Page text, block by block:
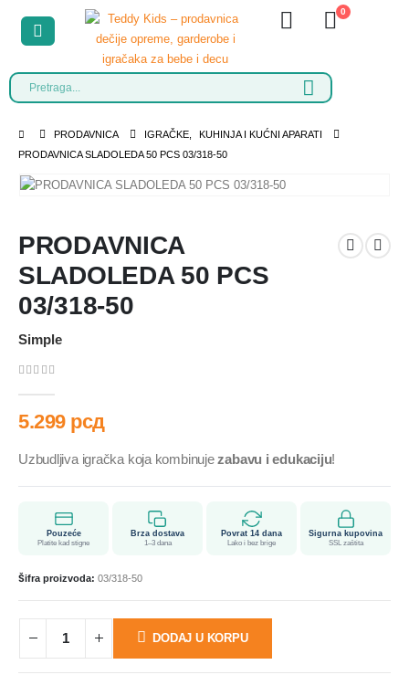
0
PRODAVNICA IGRAČKE
KUHINJA I KUĆNI APARATI
PRODAVNICA SLADOLEDA 50 PCS 03/318-50
PRODAVNICA
SLADOLEDA 50 PCS
03/318-50
Simple
5.299 рсд
Uzbudljiva igračka koja kombinujezabavu i edukaciju!
Pouzeće
Platite kad stigne
Brza dostava
1–3 dana
Povrat 14 dana
Lako i bez brige
Sigurna kupovina
SSL zaštita
Šifra proizvoda: 03/318-50
DODAJ U KORPU